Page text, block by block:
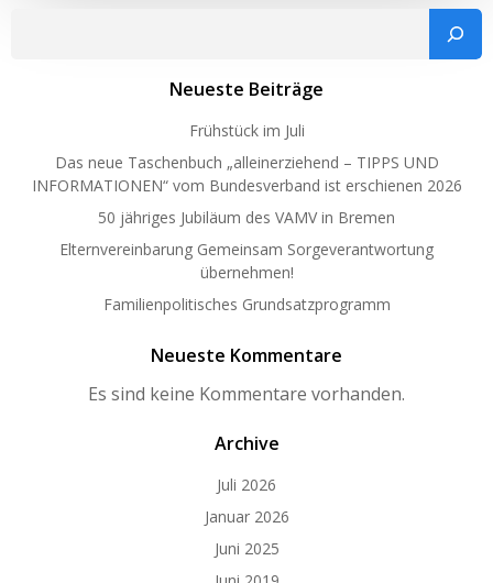
Neueste Beiträge
Frühstück im Juli
Das neue Taschenbuch „alleinerziehend – TIPPS UND
INFORMATIONEN“ vom Bundesverband ist erschienen 2026
50 jähriges Jubiläum des VAMV in Bremen
Elternvereinbarung Gemeinsam Sorgeverantwortung
übernehmen!
Familienpolitisches Grundsatzprogramm
Neueste Kommentare
Es sind keine Kommentare vorhanden.
Archive
Juli 2026
Januar 2026
Juni 2025